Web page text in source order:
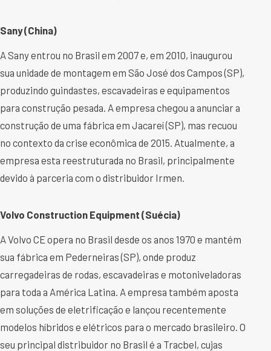
Sany (China)
A Sany entrou no Brasil em 2007 e, em 2010, inaugurou
sua unidade de montagem em São José dos Campos (SP),
produzindo guindastes, escavadeiras e equipamentos
para construção pesada. A empresa chegou a anunciar a
construção de uma fábrica em Jacareí (SP), mas recuou
no contexto da crise econômica de 2015. Atualmente, a
empresa esta reestruturada no Brasil, principalmente
devido à parceria com o distribuidor Irmen.
Volvo Construction Equipment (Suécia)
A Volvo CE opera no Brasil desde os anos 1970 e mantém
sua fábrica em Pederneiras (SP), onde produz
carregadeiras de rodas, escavadeiras e motoniveladoras
para toda a América Latina. A empresa também aposta
em soluções de eletrificação e lançou recentemente
modelos híbridos e elétricos para o mercado brasileiro. O
seu principal distribuidor no Brasil é a Tracbel, cujas